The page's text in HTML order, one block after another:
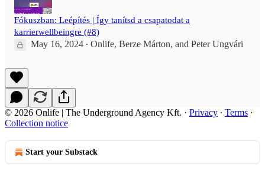
Fókuszban: Leépítés | Így tanítsd a csapatodat a
karrierwellbeingre (#8)
May 16, 2024 • Onlife, Berze Márton, and Peter Ungvári
© 2026 Onlife | The Underground Agency Kft. · Privacy ∙ Terms ∙
Collection notice
Start your Substack